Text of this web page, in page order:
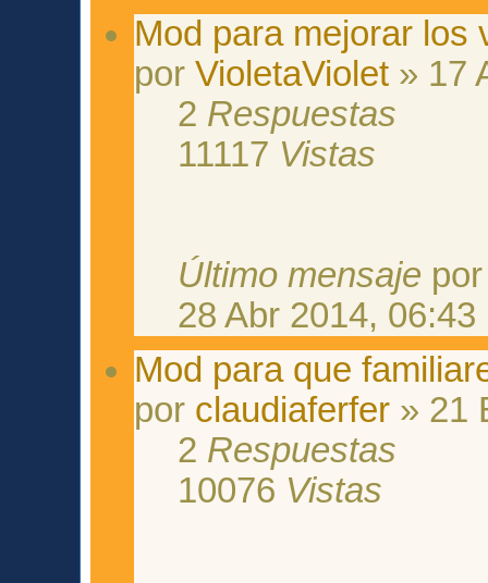
Mod para mejorar los
porVioletaViolet » 17
2 Respuestas
11117 Vistas
Último mensaje
28 Abr 2014, 06:43
Mod para que
por claudiaferfer » 21
2 Respuestas
10076 Vistas